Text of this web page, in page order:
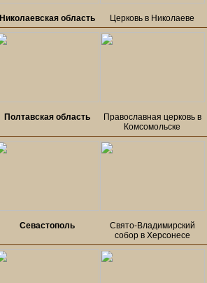
Николаевская область Церковь в Николаеве
Полтавская область
Православная церковь в
Комсомольске
Севастополь
Свято-Владимирский
собор в Херсонесе